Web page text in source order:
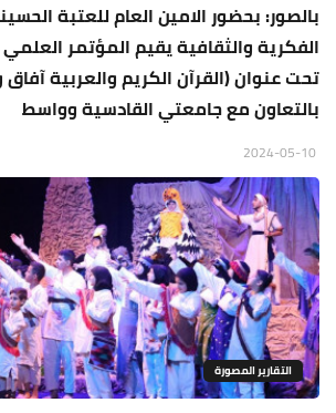
بالصور: بحضور الامين العام للعتبة
الفكرية والثقافية يقيم المؤتمر العلمي
تحت عنوان (القرآن الكريم والعربية آفاق
بالتعاون مع جامعتي القادسية وواسط
التقارير المصورة